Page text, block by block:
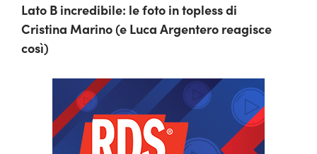
Lato B incredibile: le foto in topless di
Cristina Marino (e Luca Argentero reagisce
così)